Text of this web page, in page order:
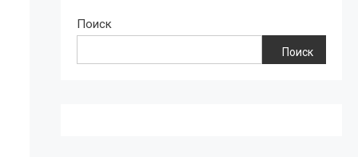
Поиск
Поиск